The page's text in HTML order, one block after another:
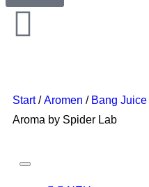
Start/Aromen / Bang Juice
Aroma by Spider Lab